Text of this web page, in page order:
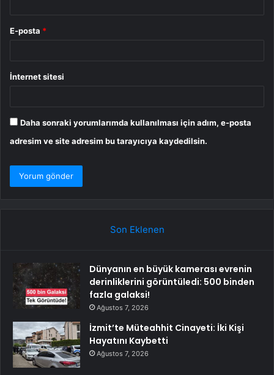
E-posta *
İnternet sitesi
Daha sonraki yorumlarımda kullanılması için adım, e-posta
adresim ve site adresim bu tarayıcıya kaydedilsin.
Son Eklenen
Dünyanın en büyük kamerası evrenin
derinliklerini görüntüledi: 500 binden
fazla galaksi!
Ağustos 7, 2026
İzmit’te Müteahhit Cinayeti: İki Kişi
Hayatını Kaybetti
Ağustos 7, 2026